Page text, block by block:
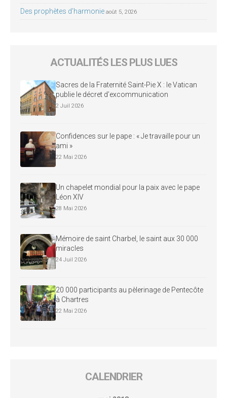
Des prophètes d’harmonie août 5, 2026
ACTUALITÉS LES PLUS LUES
Sacres de la Fraternité Saint-Pie X : le Vatican
publie le décret d’excommunication
2 Juil 2026
Confidences sur le pape : « Je travaille pour un
ami »
22 Mai 2026
Un chapelet mondial pour la paix avec le pape
Léon XIV
28 Mai 2026
Mémoire de saint Charbel, le saint aux 30 000
miracles
24 Juil 2026
20 000 participants au pèlerinage de Pentecôte
à Chartres
22 Mai 2026
CALENDRIER